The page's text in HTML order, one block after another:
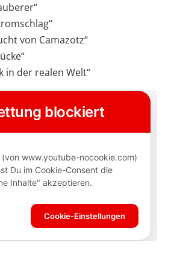
von Camazotz“
in der realen Welt“